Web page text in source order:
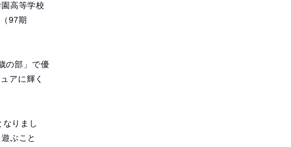
高等学校
97期
の部」で優
アに輝く
りまし
ぶこと